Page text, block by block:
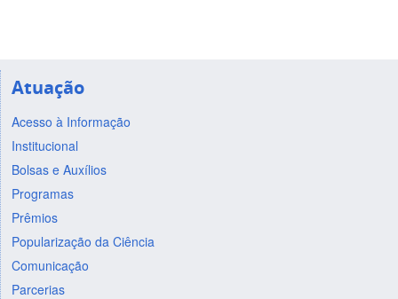
Atuação
Acesso à Informação
Institucional
Bolsas e Auxílios
Programas
Prêmios
Popularização da Ciência
Comunicação
Parcerias